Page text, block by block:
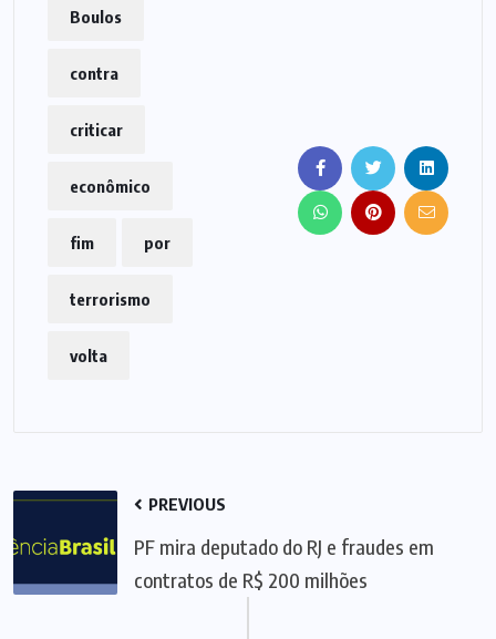
mais duas reuniões
esteve presente e
movimentação de…
Boulos
contra
criticar
econômico
fim por
terrorismo
volta
PREVIOUS
PF mira deputado do RJ e fraudes em
contratos de R$ 200 milhões